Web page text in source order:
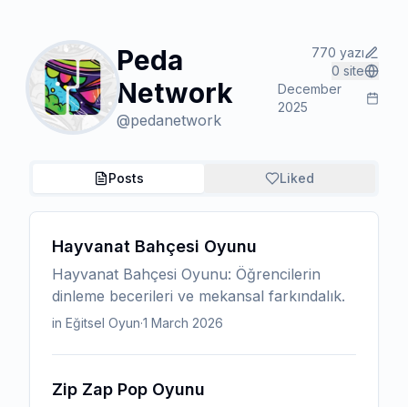
Peda
Network
@pedanetwork
770 yazı
0 site
December
2025
Posts Liked
Hayvanat Bahçesi Oyunu
Hayvanat Bahçesi Oyunu: Öğrencilerin
dinleme becerileri ve mekansal farkındalık.
in Eğitsel Oyun·1 March 2026
Zip Zap Pop Oyunu